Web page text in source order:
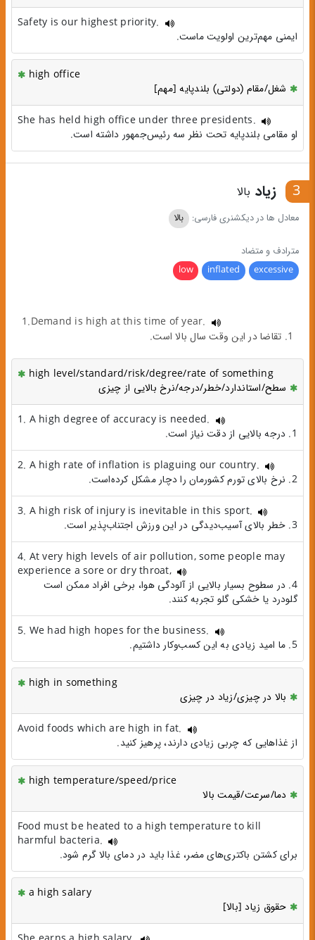
Safety is our highest priority.
ایمنی مهم‌ترین اولویت ماست.
high office
شغل/مقام (دولتی) بلندپایه [مهم]
She has held high office under three presidents.
او مقامی بلندپایه تحت نظر سه رئیس‌جمهور داشته است.
3 زیاد بالا
معادل ها در دیکشنری فارسی: بالا
مترادف و متضاد
excessive
inflated
low
1.Demand is high at this time of year.
1. تقاضا در این وقت سال بالا است.
high level/standard/risk/degree/rate of something
سطح/استاندارد/خطر/درجه/نرخ بالایی از چیزی
1. A high degree of accuracy is needed.
1. درجه بالایی از دقت نیاز است.
2. A high rate of inflation is plaguing our country.
2. نرخ بالای تورم کشورمان را دچار مشکل کرده‌است.
3. A high risk of injury is inevitable in this sport.
3. خطر بالای آسیب‌دیدگی در این ورزش اجتناب‌پذیر است.
4. At very high levels of air pollution, some people may
experience a sore or dry throat,
4. در سطوح بسیار بالایی از آلودگی هوا، برخی افراد ممکن است
گلودرد یا خشکی گلو تجربه کنند.
5. We had high hopes for the business.
5. ما امید زیادی به این کسب‌وکار داشتیم.
high in something
بالا در چیزی/زیاد در چیزی
Avoid foods which are high in fat.
از غذاهایی که چربی زیادی دارند، پرهیز کنید.
high temperature/speed/price
دما/سرعت/قیمت بالا
Food must be heated to a high temperature to kill
harmful bacteria.
برای کشتن باکتری‌های مضر، غذا باید در دمای بالا گرم شود.
a high salary
حقوق زیاد [بالا]